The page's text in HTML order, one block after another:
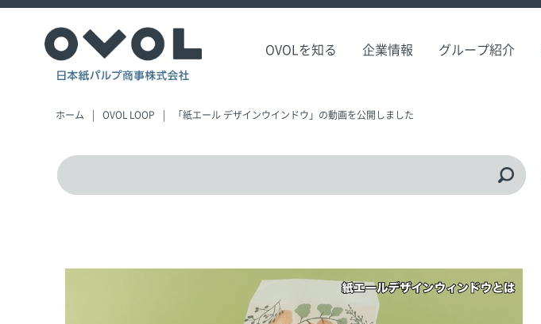
OVOLを知る 企業情報 グループ紹介
ホーム OVOL LOOP 「紙エール デザインウインドウ」の動画を公開しました